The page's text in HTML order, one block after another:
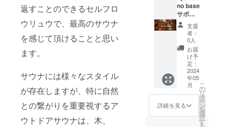
返すことのできるセルフロ
ウリュウで、最高のサウナ
を感じて頂けることと思い
ます。
サウナには様々なスタイル
が存在しますが、特に自然
との繋がりを重要視するア
ウトドアサウナは、木、
※詳細の
日程は
プロ
ジェク
ト終了
後に
メール
にて調
整させ
て頂き
ます。
期限：
2025年
5月末
） ※
キャン
プ宿泊
の第一
希望
日、第
二希望
日、第
三希望
日を備
考欄に
記載下
の状況
次第で
は、サ
ウナ室
設定温
度が前
後する
場合が
ござい
ますの
でご了
承くだ
※ご利用
の際
） ＊サ
ウナご
利用の
際は水
着着用
となり
ます。
＊その
他必要
なも
の・タ
サンダ
ル。 ＊
スー
パーで
お好き
な物を
買って
からご
来場く
ださ
い、地
産地消
のご当
をワイ
ワイと
さい。
キャン
プは初
めてと
いう方
も安心
してご
来場く
ださ
い。 ご
用意い
ただく
のは私
す、ご
予約の
際は直
接ご連
絡を下
さい。
ご自分
達の名
称が記
された
「のれ
ん」を
くぐっ
いただ
けま
す、通
常予約
サイト
での販
売は2ヶ
月前か
らとな
ります
が、チ
ケット
有効期
間内は
いつで
ポート
してく
ださ
い。 エ
コなお
考えの
個人、
企業様
を歓迎
致しま
す！ ＊
リター
ン特
典：サ
ウナチ
no base
サポー
ター】
宣言！&
ジビエ
BBQ！
国産サ
ウナ専
用 薪ス
トーブ
の購入
費、設
置費用
の全額
をご支
支援
者：
0人
お届
け予
定：
2024
年05
月
詳細を見る
こ
の
リ
タ
ー
ン
を
選
択
す